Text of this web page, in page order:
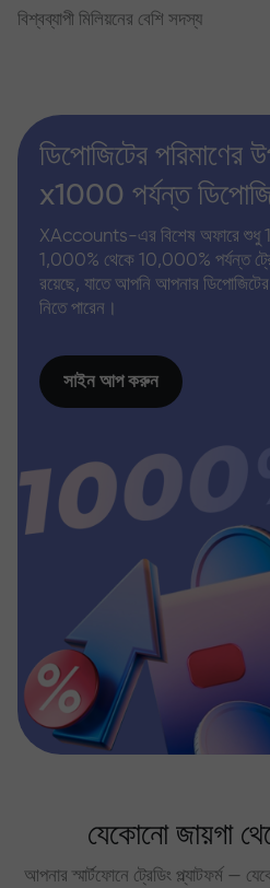
বিশ্বব্যাপী মিলিয়নের বেশি সদস্য
ডিপোজিটের পরিমাণের
x1000 পর্যন্ত
XAccounts-এর বিশেষ অফারে শুধু
1,000% থেকে 10,000% পর্যন্ত
রয়েছে, যাতে আপনি আপনার
নিতে পারেন।
সাইন আপ করুন
যেকোনো জায়গা
আপনার স্মার্টফোনে ট্রেডিং প্ল্যাটফর্ম —